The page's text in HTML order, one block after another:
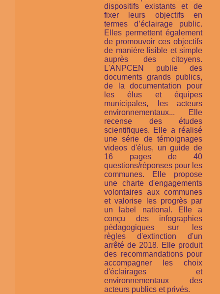
dispositifs existants et de
fixer leurs objectifs en
termes d’éclairage public.
Elles permettent également
de promouvoir ces objectifs
de manière lisible et simple
auprès des citoyens.
L'ANPCEN publie des
documents grands publics,
de la documentation pour
les élus et équipes
municipales, les acteurs
environnementaux... Elle
recense des études
scientifiques. Elle a réalisé
une série de témoignages
videos d'élus, un guide de
16 pages de 40
questions/réponses pour les
communes. Elle propose
une charte d'engagements
volontaires aux communes
et valorise les progrès par
un label national. Elle a
conçu des infographies
pédagogiques sur les
règles d'extinction d'un
arrêté de 2018. Elle produit
des recommandations pour
accompagner les choix
d'éclairages et
environnementaux des
acteurs publics et privés.